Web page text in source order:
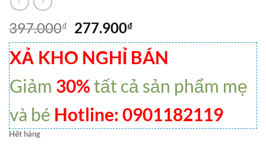
397.000₫ 277.900₫
XẢ KHO NGHỈ BÁN
Giảm 30%tất cả sản phẩm mẹ
và bé Hotline: 0901182119
Hết hàng